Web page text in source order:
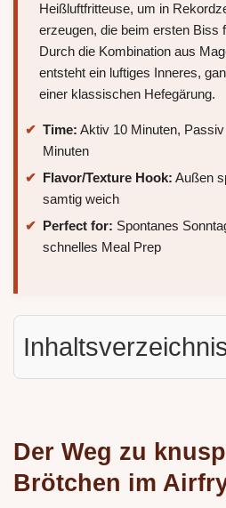
Heißluftfritteuse, um in
erzeugen, die beim ersten Biss
Durch die Kombination aus
entsteht ein luftiges Inneres,
einer klassischen Hefegärung.
Time: Aktiv 10 Minuten,
Minuten
Flavor/Texture Hook: Außen
samtig weich
Perfect for: Spontanes
schnelles Meal Prep
Der Weg zu
Brötchen im